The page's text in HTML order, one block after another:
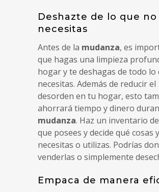
Deshazte de lo que no
necesitas
Antes de la mudanza, es
que hagas una limpieza
hogar y te deshagas de todo lo
necesitas. Además de reducir el
desorden en tu hogar, esto
ahorrará tiempo y dinero
mudanza. Haz un inventario
que posees y decide qué cosas
necesitas o utilizas. Podrías
venderlas o simplemente
Empaca de manera